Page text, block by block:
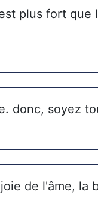
plus fort que
donc, soyez
de l'âme, la